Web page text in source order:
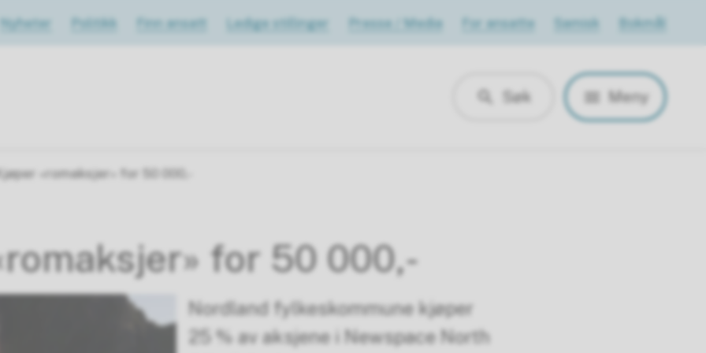
Nyheter Politikk Finn ansatt Ledige stillinger Presse / Media For ansatte Samisk Bokmål
Søk Meny
«romaksjer» for 50 000,-
for 50 000,-
Nordland fylkeskommune kjøper
25 % av aksjene i Newspace North